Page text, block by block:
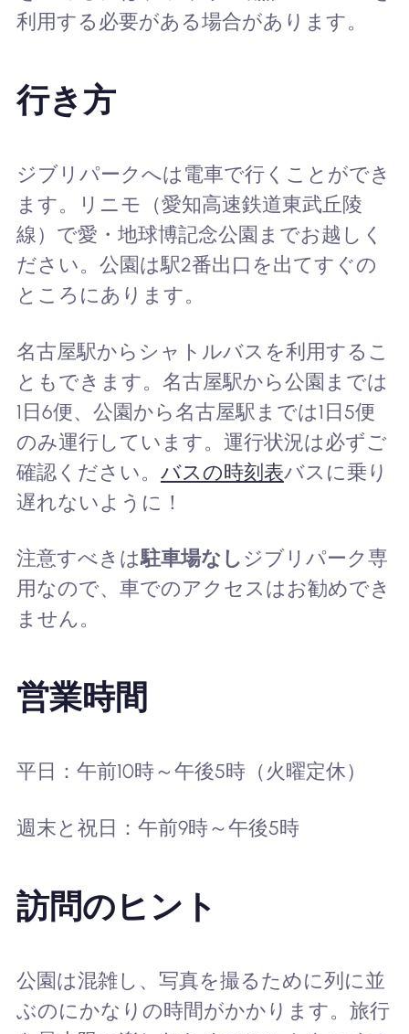
利用する必要がある場合があります。
行き方
ジブリパークへは電車で行くことができ
ます。リニモ（愛知高速鉄道東武丘陵
線）で愛・地球博記念公園までお越しく
ださい。公園は駅2番出口を出てすぐの
ところにあります。
名古屋駅からシャトルバスを利用するこ
ともできます。名古屋駅から公園までは
1日6便、公園から名古屋駅までは1日5便
のみ運行しています。運行状況は必ずご
確認ください。 バスの時刻表バスに乗り
遅れないように！
注意すべきは駐車場なし ジブリパーク専
用なので、車でのアクセスはお勧めでき
ません。
営業時間
平日：午前10時～午後5時（火曜定休）
週末と祝日：午前9時～午後5時
訪問のヒント
公園は混雑し、写真を撮るために列に並
ぶのにかなりの時間がかかります。旅行